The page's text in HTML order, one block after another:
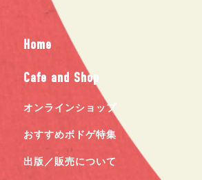
Home
Cafe and Shop
オンラインショップ
おすすめボドゲ特集
出版／販売について